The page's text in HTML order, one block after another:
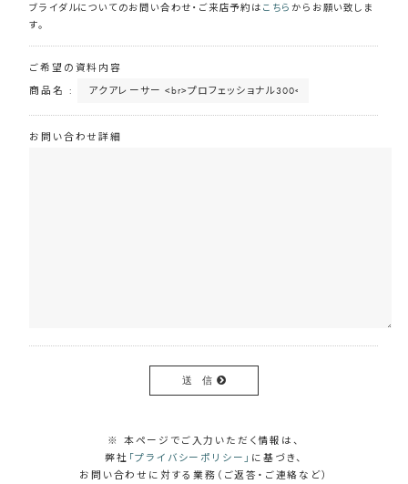
ブライダルについてのお問い合わせ・ご来店予約は こちらからお願い致しま
す。
ご希望の資料内容
商品名 :
お問い合わせ詳細
送 信
※ 本ページでご入力いただく情報は、
弊社 「プライバシーポリシー」 に基づき、
お問い合わせに対する業務（ご返答・ご連絡など）